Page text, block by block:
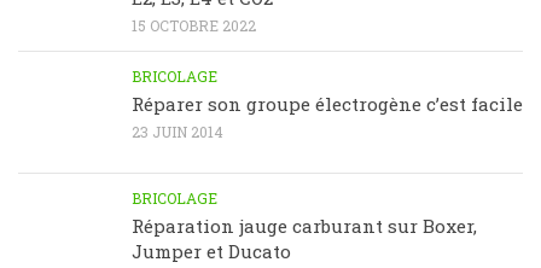
15 OCTOBRE 2022
BRICOLAGE
Réparer son groupe électrogène c’est facile
23 JUIN 2014
BRICOLAGE
Réparation jauge carburant sur Boxer,
Jumper et Ducato